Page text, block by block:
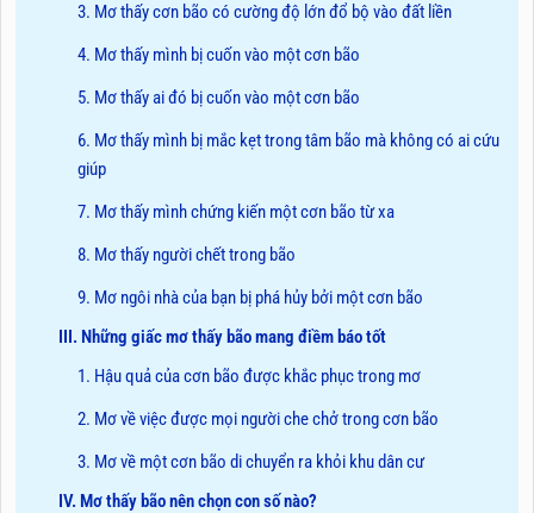
3. Mơ thấy cơn bão có cường độ lớn đổ bộ vào đất liền
4. Mơ thấy mình bị cuốn vào một cơn bão
5. Mơ thấy ai đó bị cuốn vào một cơn bão
6. Mơ thấy mình bị mắc kẹt trong tâm bão mà không có ai cứu
giúp
7. Mơ thấy mình chứng kiến một cơn bão từ xa
8. Mơ thấy người chết trong bão
9. Mơ ngôi nhà của bạn bị phá hủy bởi một cơn bão
III. Những giấc mơ thấy bão mang điềm báo tốt
1. Hậu quả của cơn bão được khắc phục trong mơ
2. Mơ về việc được mọi người che chở trong cơn bão
3. Mơ về một cơn bão di chuyển ra khỏi khu dân cư
IV. Mơ thấy bão nên chọn con số nào?